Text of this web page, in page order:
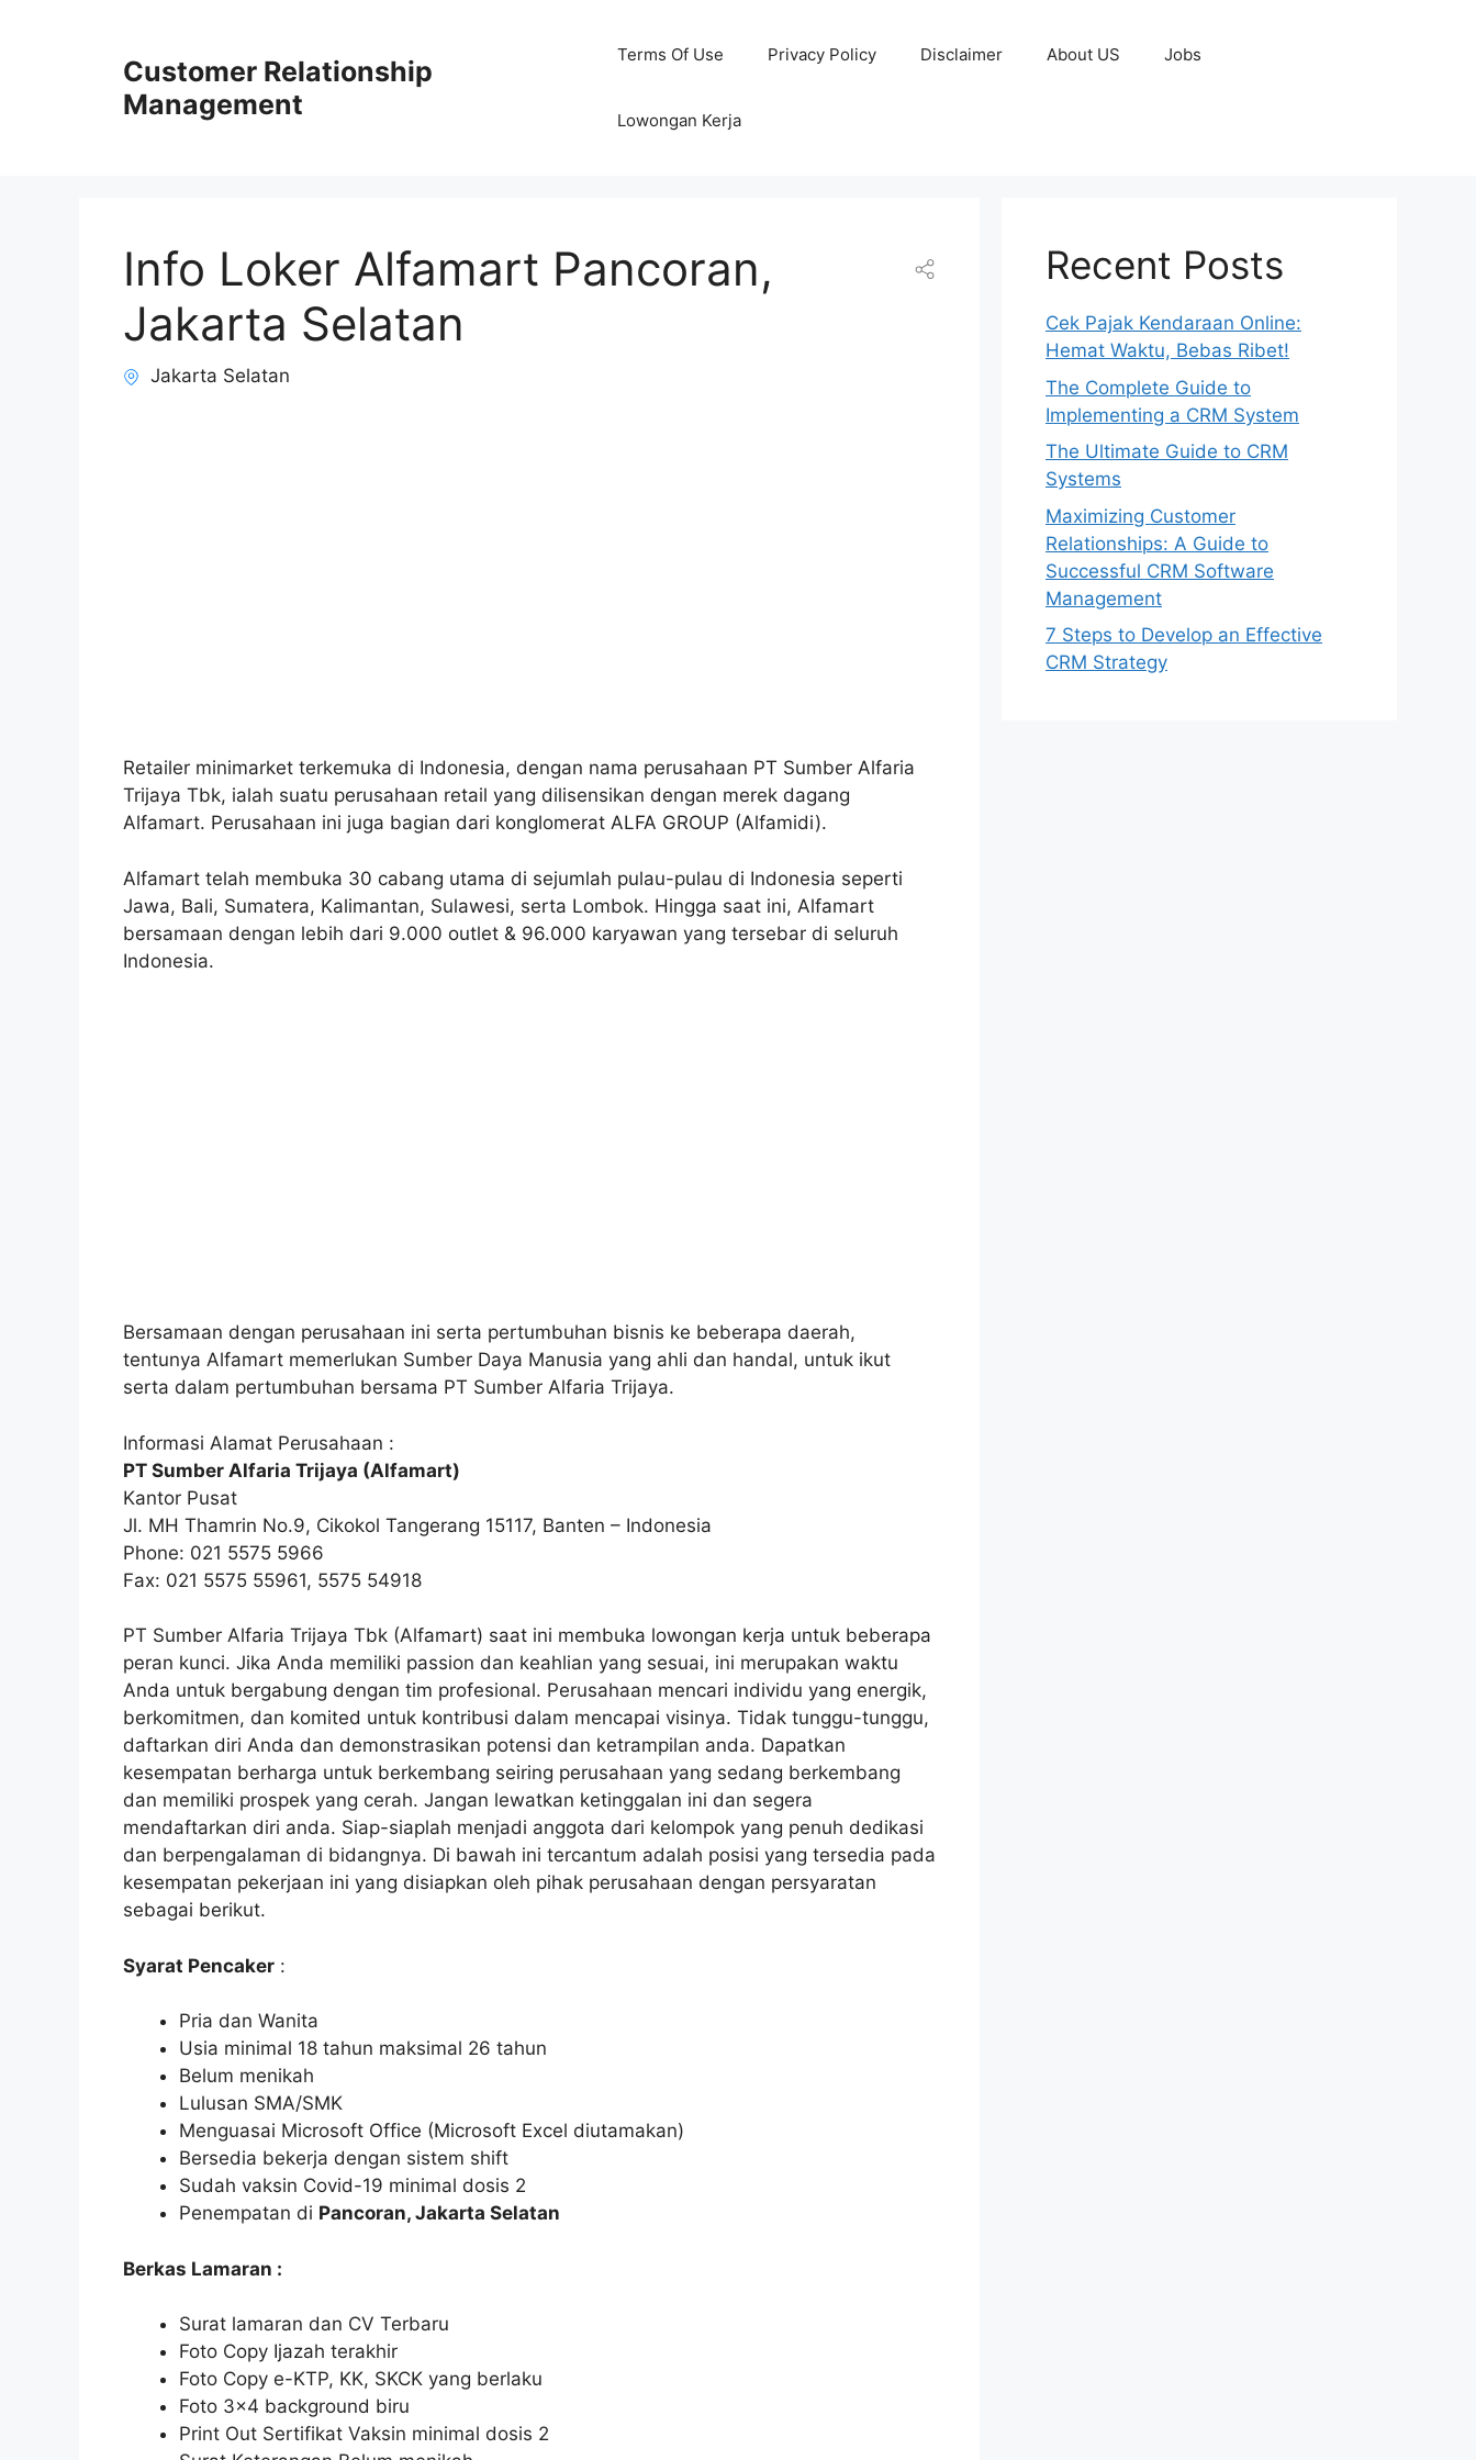
Customer Relationship
Management
Terms Of Use Privacy Policy Disclaimer About US Jobs
Lowongan Kerja
Info Loker Alfamart Pancoran,
Jakarta Selatan
Jakarta Selatan
Retailer minimarket terkemuka di Indonesia, dengan nama perusahaan PT Sumber Alfaria
Trijaya Tbk, ialah suatu perusahaan retail yang dilisensikan dengan merek dagang
Alfamart. Perusahaan ini juga bagian dari konglomerat ALFA GROUP (Alfamidi).
Alfamart telah membuka 30 cabang utama di sejumlah pulau-pulau di Indonesia seperti
Jawa, Bali, Sumatera, Kalimantan, Sulawesi, serta Lombok. Hingga saat ini, Alfamart
bersamaan dengan lebih dari 9.000 outlet & 96.000 karyawan yang tersebar di seluruh
Indonesia.
Bersamaan dengan perusahaan ini serta pertumbuhan bisnis ke beberapa daerah,
tentunya Alfamart memerlukan Sumber Daya Manusia yang ahli dan handal, untuk ikut
serta dalam pertumbuhan bersama PT Sumber Alfaria Trijaya.
Informasi Alamat Perusahaan :
PT Sumber Alfaria Trijaya (Alfamart)
Kantor Pusat
Jl. MH Thamrin No.9, Cikokol Tangerang 15117, Banten – Indonesia
Phone: 021 5575 5966
Fax: 021 5575 55961, 5575 54918
PT Sumber Alfaria Trijaya Tbk (Alfamart) saat ini membuka lowongan kerja untuk beberapa
peran kunci. Jika Anda memiliki passion dan keahlian yang sesuai, ini merupakan waktu
Anda untuk bergabung dengan tim profesional. Perusahaan mencari individu yang energik,
berkomitmen, dan komited untuk kontribusi dalam mencapai visinya. Tidak tunggu-tunggu,
daftarkan diri Anda dan demonstrasikan potensi dan ketrampilan anda. Dapatkan
kesempatan berharga untuk berkembang seiring perusahaan yang sedang berkembang
dan memiliki prospek yang cerah. Jangan lewatkan ketinggalan ini dan segera
mendaftarkan diri anda. Siap-siaplah menjadi anggota dari kelompok yang penuh dedikasi
dan berpengalaman di bidangnya. Di bawah ini tercantum adalah posisi yang tersedia pada
kesempatan pekerjaan ini yang disiapkan oleh pihak perusahaan dengan persyaratan
sebagai berikut.
Syarat Pencaker :
Pria dan Wanita
Usia minimal 18 tahun maksimal 26 tahun
Belum menikah
Lulusan SMA/SMK
Menguasai Microsoft Office (Microsoft Excel diutamakan)
Bersedia bekerja dengan sistem shift
Sudah vaksin Covid-19 minimal dosis 2
Penempatan di Pancoran, Jakarta Selatan
Berkas Lamaran :
Surat lamaran dan CV Terbaru
Foto Copy Ijazah terakhir
Foto Copy e-KTP, KK, SKCK yang berlaku
Foto 3×4 background biru
Print Out Sertifikat Vaksin minimal dosis 2
Recent Posts
Cek Pajak Kendaraan Online:
Hemat Waktu, Bebas Ribet!
The Complete Guide to
Implementing a CRM System
The Ultimate Guide to CRM
Systems
Maximizing Customer
Relationships: A Guide to
Successful CRM Software
Management
7 Steps to Develop an Effective
CRM Strategy